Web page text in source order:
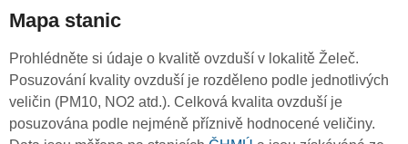
Mapa stanic
Prohlédněte si údaje o kvalitě ovzduší v lokalitě Želeč.
Posuzování kvality ovzduší je rozděleno podle jednotlivých
veličin (PM10, NO2 atd.). Celková kvalita ovzduší je
posuzována podle nejméně příznivě hodnocené veličiny.